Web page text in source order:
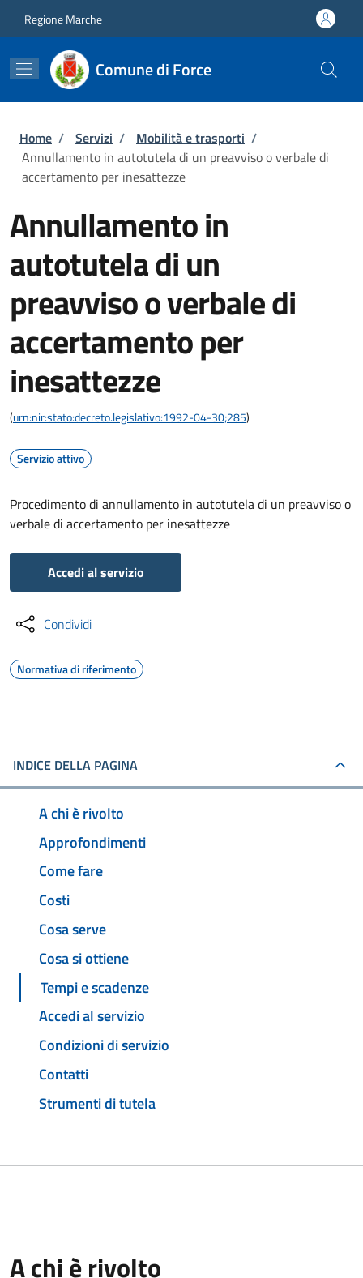
Regione Marche
Comune di Force
Briciole di pane
Home / Servizi / Mobilità e trasporti /
Annullamento in autotutela di un preavviso o verbale di
accertamento per inesattezze
Annullamento in
autotutela di un
preavviso o verbale di
accertamento per
inesattezze
(urn:nir:stato:decreto.legislativo:1992-04-30;285)
Servizio attivo
Procedimento di annullamento in autotutela di un preavviso o
verbale di accertamento per inesattezze
Accedi al servizio
Condividi
Normativa di riferimento
INDICE DELLA PAGINA
A chi è rivolto
Approfondimenti
Come fare
Costi
Cosa serve
Cosa si ottiene
Tempi e scadenze
Accedi al servizio
Condizioni di servizio
Contatti
Strumenti di tutela
A chi è rivolto